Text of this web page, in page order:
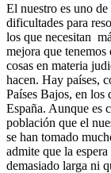
El nuestro es uno
dificultades para
los que necesitan
mejora que tenemos
cosas en materia
hacen. Hay países,
Países Bajos, en los
España. Aunque es
población que el
se han tomado
admite que la
demasiado larga ni